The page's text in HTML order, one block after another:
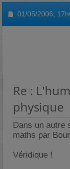
01/05/2006,
Re :
physique
Dans un autre
maths par
Véridique !